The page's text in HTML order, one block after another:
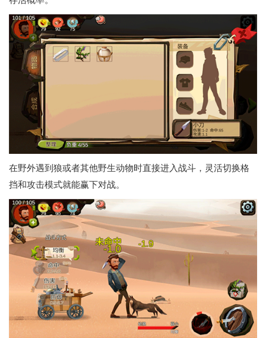
在野外遇到狼或者其他野生动物时直接进入战斗，灵活切换格
挡和攻击模式就能赢下对战。